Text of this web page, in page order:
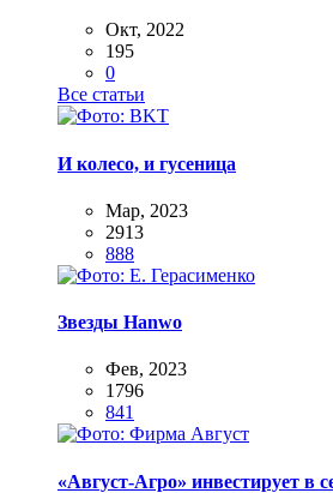
Окт, 2022
195
0
Все статьи
И колесо, и гусеница
Мар, 2023
2913
888
Звезды Hanwo
Фев, 2023
1796
841
«Август-Агро» инвестирует в